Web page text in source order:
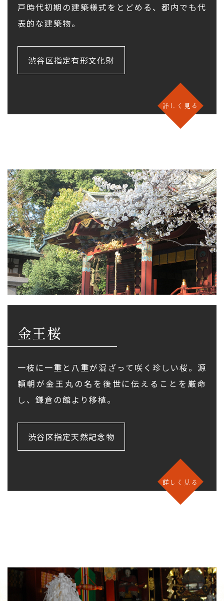
戸時代初期の建築様式をとどめる、都内でも代
表的な建築物。
渋谷区指定有形文化財
詳しく見る
金王桜
一枝に一重と八重が混ざって咲く珍しい桜。源
頼朝が金王丸の名を後世に伝えることを厳命
し、鎌倉の館より移植。
渋谷区指定天然記念物
詳しく見る